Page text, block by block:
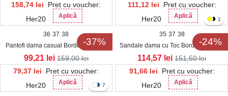
158,74 lei
Pret cu voucher:
Her20
Aplică
111,12 lei
Pret cu voucher:
Her20
Aplică
-37%
36 37 38
Pantofi dama casual Bordo din Piele
Ecologica Lacuita Anays
79,37 lei
Pret cu voucher:
Her20
Aplică
99,21 lei 159,00lei
-24%
1
35 37 38
Sandale dama cu Toc Bordo din Piele
Ecologica Lacuita Sahary
91,66 lei
Pret cu voucher:
Her20
Aplică
114,57 lei 151,50lei
7